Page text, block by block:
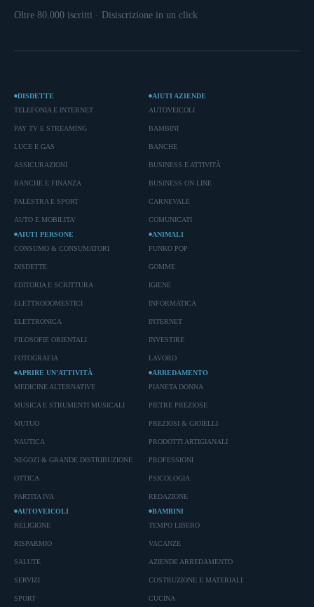
Oltre 80.000 iscritti · Disiscrizione in un click
DISDETTE
TELEFONIA E INTERNET
PAY TV E STREAMING
LUCE E GAS
ASSICURAZIONI
BANCHE E FINANZA
PALESTRA E SPORT
AUTO E MOBILITA'
AIUTI AZIENDE
AUTOVEICOLI
BAMBINI
BANCHE
BUSINESS E ATTIVITÀ
BUSINESS ON LINE
CARNEVALE
COMUNICATI
AIUTI PERSONE
CONSUMO & CONSUMATORI
DISDETTE
EDITORIA E SCRITTURA
ELETTRODOMESTICI
ELETTRONICA
FILOSOFIE ORIENTALI
FOTOGRAFIA
ANIMALI
FUNKO POP
GOMME
IGIENE
INFORMATICA
INTERNET
INVESTIRE
LAVORO
APRIRE UN’ATTIVITÀ
MEDICINE ALTERNATIVE
MUSICA E STRUMENTI MUSICALI
MUTUO
NAUTICA
NEGOZI & GRANDE DISTRIBUZIONE
OTTICA
PARTITA IVA
ARREDAMENTO
PIANETA DONNA
PIETRE PREZIOSE
PREZIOSI & GIOIELLI
PRODOTTI ARTIGIANALI
PROFESSIONI
PSICOLOGIA
REDAZIONE
AUTOVEICOLI
RELIGIONE
RISPARMIO
SALUTE
SERVIZI
SPORT
BAMBINI
TEMPO LIBERO
VACANZE
AZIENDE ARREDAMENTO
COSTRUZIONE E MATERIALI
CUCINA